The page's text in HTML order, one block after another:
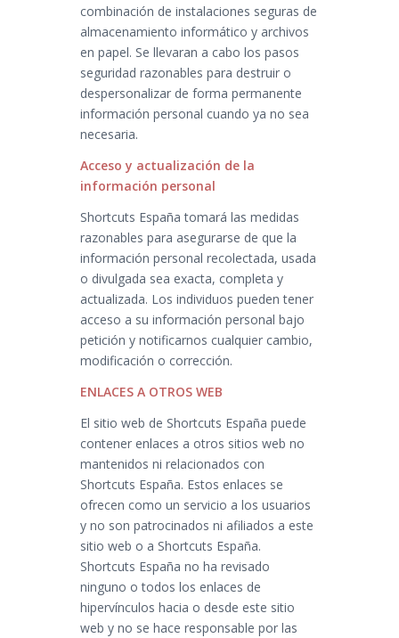
combinación de instalaciones seguras de
almacenamiento informático y archivos
en papel. Se llevaran a cabo los pasos
seguridad razonables para destruir o
despersonalizar de forma permanente
información personal cuando ya no sea
necesaria.
Acceso y actualización de la
información personal
Shortcuts España tomará las medidas
razonables para asegurarse de que la
información personal recolectada, usada
o divulgada sea exacta, completa y
actualizada. Los individuos pueden tener
acceso a su información personal bajo
petición y notificarnos cualquier cambio,
modificación o corrección.
ENLACES A OTROS WEB
El sitio web de Shortcuts España puede
contener enlaces a otros sitios web no
mantenidos ni relacionados con
Shortcuts España. Estos enlaces se
ofrecen como un servicio a los usuarios
y no son patrocinados ni afiliados a este
sitio web o a Shortcuts España.
Shortcuts España no ha revisado
ninguno o todos los enlaces de
hipervínculos hacia o desde este sitio
web y no se hace responsable por las